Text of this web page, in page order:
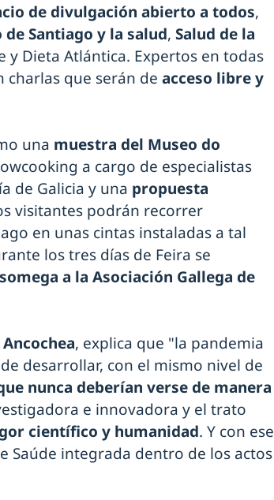
de divulgación abierto a todos,
de Santiago y la salud, Salud de la
y Dieta Atlántica. Expertos en todas
charlas que serán de acceso libre y
una muestra del Museo do
a cargo de especialistas
de Galicia y una propuesta
visitantes podrán recorrer
en unas cintas instaladas a tal
los tres días de Feira se
a la Asociación Gallega de
, explica que "la pandemia
desarrollar, con el mismo nivel de
nunca deberían verse de manera
e innovadora y el trato
científico y humanidad. Y con ese
Saúde integrada dentro de los actos